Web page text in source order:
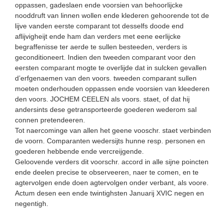
oppassen, gadeslaen ende voorsien van behoorlijcke
nooddruft van linnen wollen ende klederen gehoorende tot de
lijve vanden eerste comparant tot desselfs doode end
aflijvigheijt ende ham dan verders met eene eerlijcke
begraffenisse ter aerde te sullen besteeden, verders is
geconditioneert. Indien den tweeden comparant voor den
eersten comparant mogte te overlijde dat in sulcken gevallen
d’erfgenaemen van den voors. tweeden comparant sullen
moeten onderhouden oppassen ende voorsien van kleederen
den voors. JOCHEM CEELEN als voors. staet, of dat hij
andersints dese getransporteerde goederen wederom sal
connen pretendeeren.
Tot naercominge van allen het geene vooschr. staet verbinden
de voorn. Comparanten wedersijts hunne resp. personen en
goederen hebbende ende vercreijgende.
Geloovende verders dit voorschr. accord in alle sijne poincten
ende deelen precise te observeeren, naer te comen, en te
agtervolgen ende doen agtervolgen onder verbant, als voore.
Actum desen een ende twintighsten Januarij XVIC negen en
negentigh.